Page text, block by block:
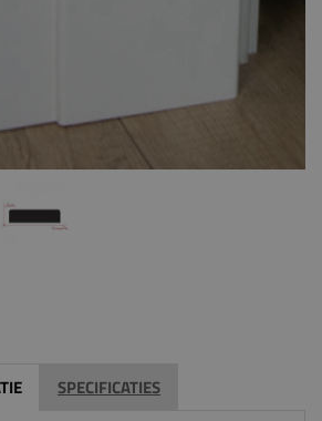
niet goed op elkaar aansluiten. Dit